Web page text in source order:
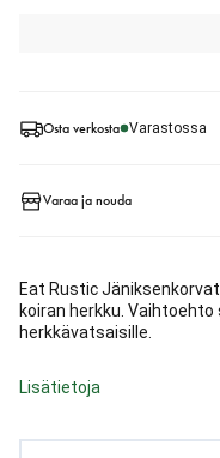
Osta verkosta Varastossa
Varaa ja nouda
Eat Rustic
koiran herkku. Vaihtoehto
herkkävatsaisille.
Lisätietoja